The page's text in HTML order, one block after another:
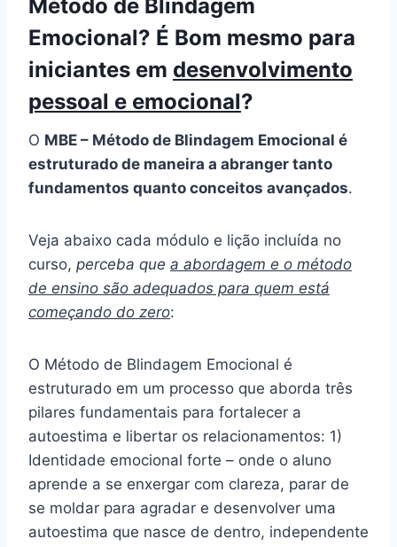
Método de Blindagem
Emocional? É Bom mesmo para
iniciantes em desenvolvimento
pessoal e emocional?
O MBE – Método de Blindagem Emocional é
estruturado de maneira a abranger tanto
fundamentos quanto conceitos avançados.
Veja abaixo cada módulo e lição incluída no
curso, perceba que a abordagem e o método
de ensino são adequados para quem está
começando do zero:
O Método de Blindagem Emocional é
estruturado em um processo que aborda três
pilares fundamentais para fortalecer a
autoestima e libertar os relacionamentos: 1)
Identidade emocional forte – onde o aluno
aprende a se enxergar com clareza, parar de
se moldar para agradar e desenvolver uma
autoestima que nasce de dentro, independente